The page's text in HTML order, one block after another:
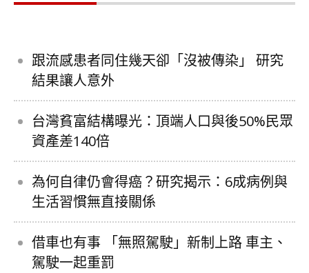
跟流感患者同住幾天卻「沒被傳染」 研究
結果讓人意外
台灣貧富結構曝光：頂端人口與後50%民眾
資產差140倍
為何自律仍會得癌？研究揭示：6成病例與
生活習慣無直接關係
借車也有事 「無照駕駛」新制上路 車主、
駕駛一起重罰